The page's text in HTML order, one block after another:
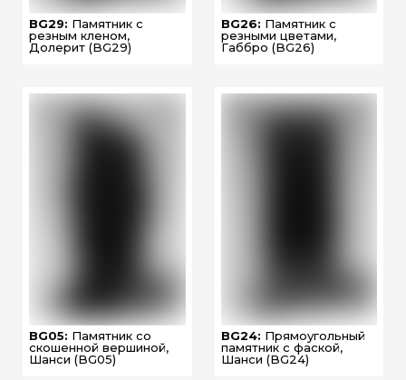
BG29: Памятник с
резным кленом,
Долерит (BG29)
BG26: Памятник с
резными цветами,
Габбро (BG26)
BG05: Памятник со
скошенной вершиной,
Шанси (BG05)
BG24: Прямоугольный
памятник с фаской,
Шанси (BG24)